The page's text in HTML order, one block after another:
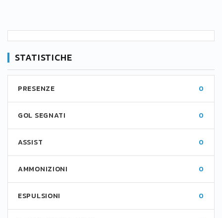
STATISTICHE
PRESENZE 0
GOL SEGNATI 0
ASSIST 0
AMMONIZIONI 0
ESPULSIONI 0